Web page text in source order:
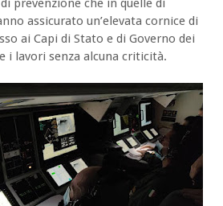
prevenzione che in quelle di
assicurato un’elevata cornice di
ai Capi di Stato e di Governo dei
i lavori senza alcuna criticità.